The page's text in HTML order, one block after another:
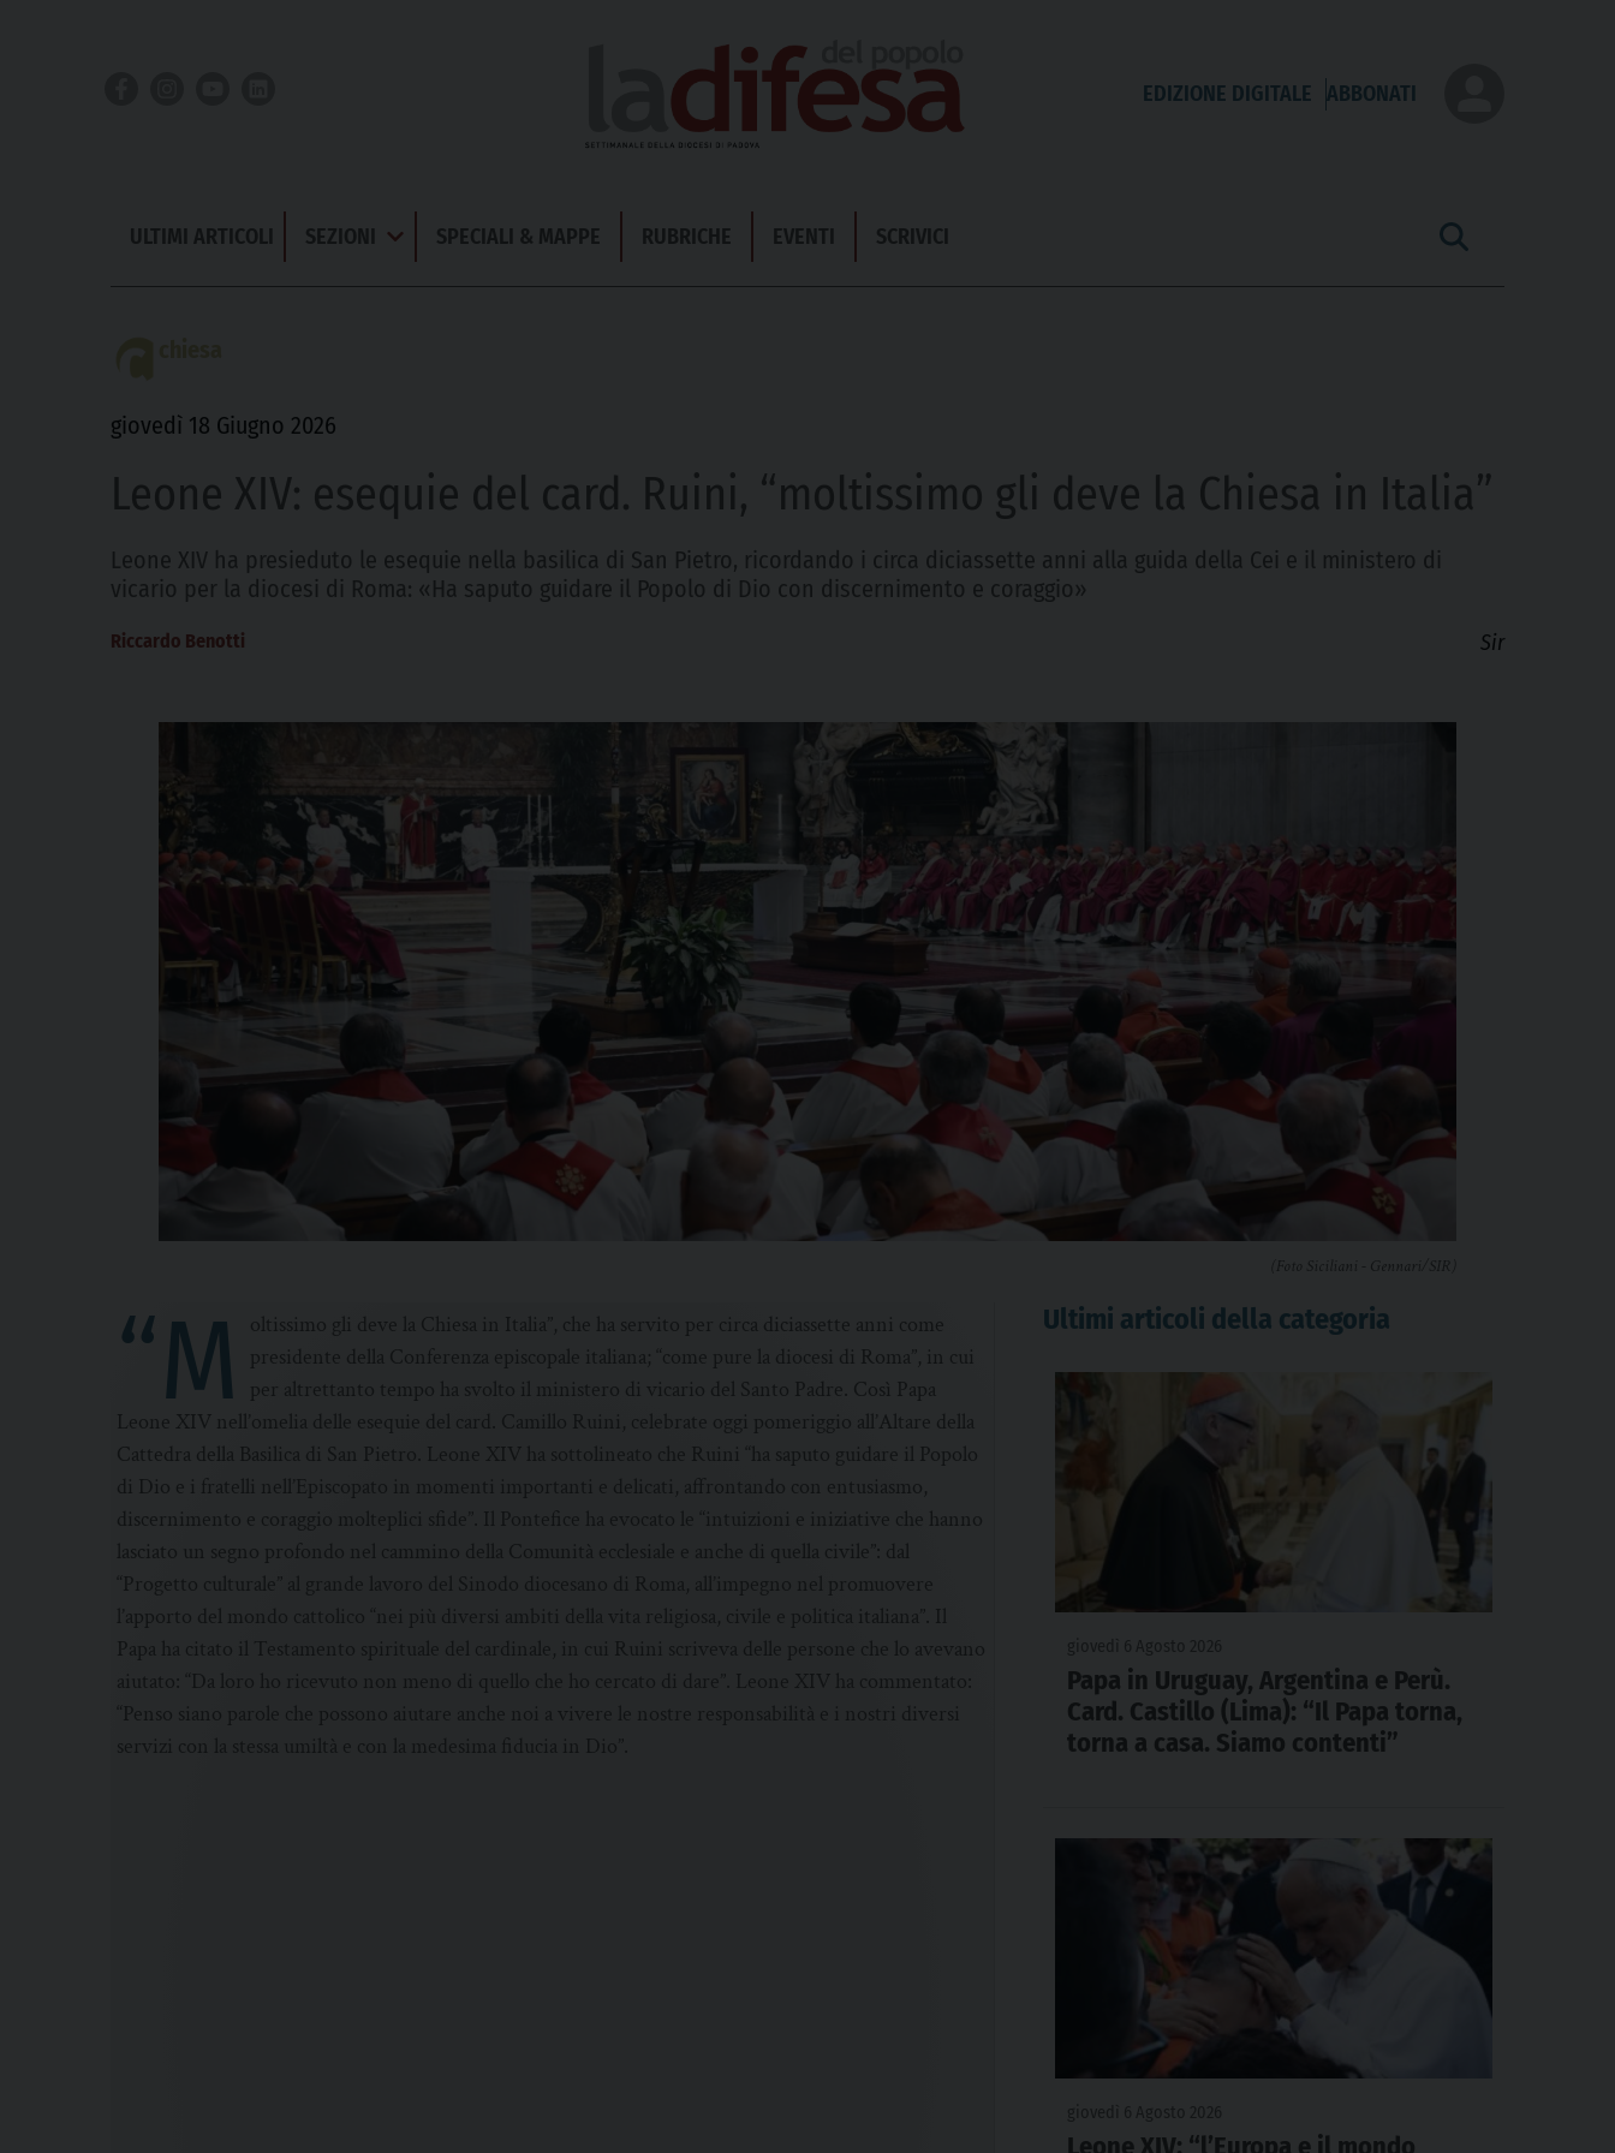
EDIZIONE DIGITALE ABBONATI
ULTIMI ARTICOLI SEZIONI
Apri
Menu
SPECIALI & MAPPE RUBRICHE EVENTI SCRIVICI
giovedì 18 Giugno 2026
Leone XIV: esequie del card. Ruini, “moltissimo gli deve la Chiesa in Italia”
Leone XIV ha presieduto le esequie nella basilica di San Pietro, ricordando i circa diciassette anni alla guida della Cei e il ministero di
vicario per la diocesi di Roma: «Ha saputo guidare il Popolo di Dio con discernimento e coraggio»
Riccardo Benotti Sir
(Foto Siciliani - Gennari/SIR)
“M
oltissimo gli deve la Chiesa in Italia”, che ha servito per circa diciassette anni come
presidente della Conferenza episcopale italiana; “come pure la diocesi di Roma”, in cui
per altrettanto tempo ha svolto il ministero di vicario del Santo Padre. Così Papa
Leone XIV nell’omelia delle esequie del card. Camillo Ruini, celebrate oggi pomeriggio all’Altare della
Cattedra della Basilica di San Pietro. Leone XIV ha sottolineato che Ruini “ha saputo guidare il Popolo
di Dio e i fratelli nell’Episcopato in momenti importanti e delicati, affrontando con entusiasmo,
discernimento e coraggio molteplici sfide”. Il Pontefice ha evocato le “intuizioni e iniziative che hanno
lasciato un segno profondo nel cammino della Comunità ecclesiale e anche di quella civile”: dal
“Progetto culturale” al grande lavoro del Sinodo diocesano di Roma, all’impegno nel promuovere
l’apporto del mondo cattolico “nei più diversi ambiti della vita religiosa, civile e politica italiana”. Il
Papa ha citato il Testamento spirituale del cardinale, in cui Ruini scriveva delle persone che lo avevano
aiutato: “Da loro ho ricevuto non meno di quello che ho cercato di dare”. Leone XIV ha commentato:
Ultimi articoli della categoria
Papa in Uruguay, Argentina e Perù.
Card. Castillo (Lima): “Il Papa torna,
torna a casa. Siamo contenti”
Leone XIV: “l’Europa e il mondo